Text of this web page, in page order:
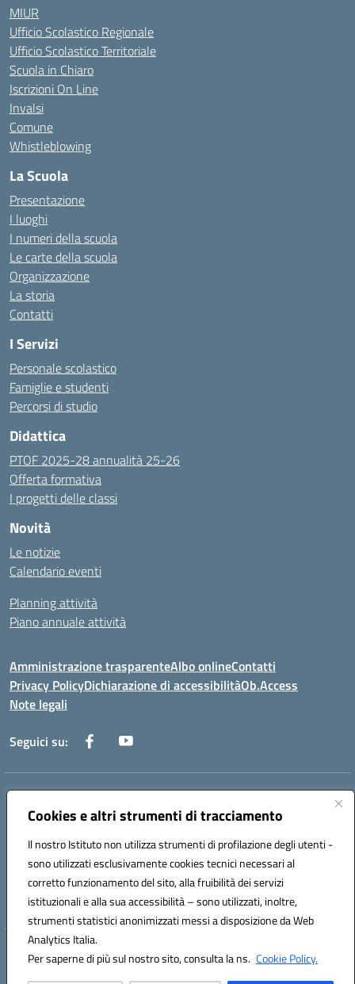
Cookies e altri strumenti di tracciamento
Il nostro Istituto non utilizza strumenti di profilazione degli utenti -
sono utilizzati esclusivamente cookies tecnici necessari al
corretto funzionamento del sito, alla fruibilità dei servizi
istituzionali e alla sua accessibilità – sono utilizzati, inoltre,
strumenti statistici anonimizzati messi a disposizione da Web
Analytics Italia.
Per saperne di più sul nostro sito, consulta la ns. Cookie Policy.
MIUR
Ufficio Scolastico Regionale
Ufficio Scolastico Territoriale
Scuola in Chiaro
Iscrizioni On Line
Invalsi
Comune
Whistleblowing
La Scuola
Presentazione
I luoghi
I numeri della scuola
Le carte della scuola
Organizzazione
La storia
Contatti
I Servizi
Personale scolastico
Famiglie e studenti
Percorsi di studio
Didattica
PTOF 2025-28 annualità 25-26
Offerta formativa
I progetti delle classi
Novità
Le notizie
Calendario eventi
Planning attività
Piano annuale attività
Amministrazione trasparenteAlbo onlineContatti
Privacy PolicyDichiarazione di accessibilitàOb.Access
Note legali
Seguici su:
Indirizzo:
Centralino:0733/815931 - 0733/784180
Posta elettronica certificata (PEC):MCIS00200P@pec.istruzione.it
Codice fiscale: 80006860433
Codice meccanografico: MCIS00200P
Hosting & Powered by 3D Solution S.r.l.
Concept & Design by Designers Italia